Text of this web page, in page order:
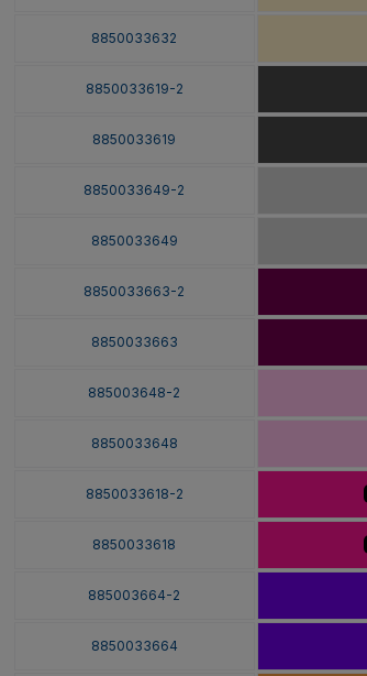
8850033632
8850033619-2
8850033619
8850033649-2
8850033649
8850033663-2
8850033663
885003648-2
8850033648
8850033618-2
8850033618
885003664-2
8850033664